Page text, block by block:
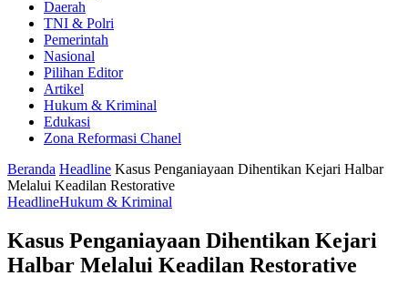
Daerah
TNI & Polri
Pemerintah
Nasional
Pilihan Editor
Artikel
Hukum & Kriminal
Edukasi
Zona Reformasi Chanel
Beranda Headline Kasus Penganiayaan Dihentikan Kejari Halbar
Melalui Keadilan Restorative
HeadlineHukum & Kriminal
Kasus Penganiayaan Dihentikan Kejari
Halbar Melalui Keadilan Restorative